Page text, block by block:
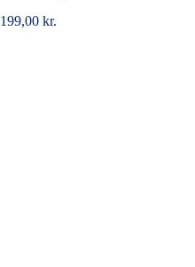
199,00 kr.